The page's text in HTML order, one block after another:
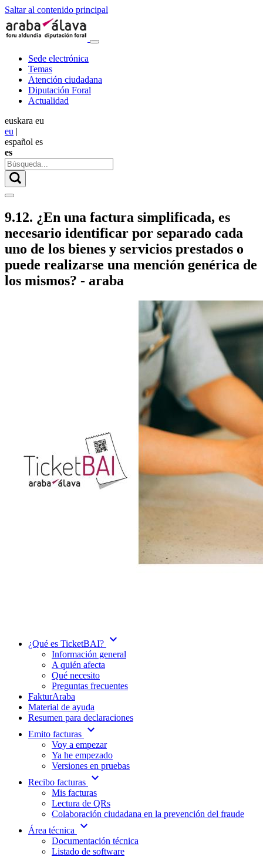
Saltar al contenido principal
Sede electrónica
Temas
Atención ciudadana
Diputación Foral
Actualidad
euskara eu
eu |
español es
es
9.12. ¿En una factura simplificada, es
necesario identificar por separado cada
uno de los bienes y servicios prestados o
puede realizarse una mención genérica de
los mismos? - araba
¿Qué es TicketBAI? expand_more
Información general
A quién afecta
Qué necesito
Preguntas frecuentes
FakturAraba
Material de ayuda
Resumen para declaraciones
Emito facturas expand_more
Voy a empezar
Ya he empezado
Versiones en pruebas
Recibo facturas expand_more
Mis facturas
Lectura de QRs
Colaboración ciudadana en la prevención del fraude
Área técnica
expand_more
Documentación técnica
Listado de software